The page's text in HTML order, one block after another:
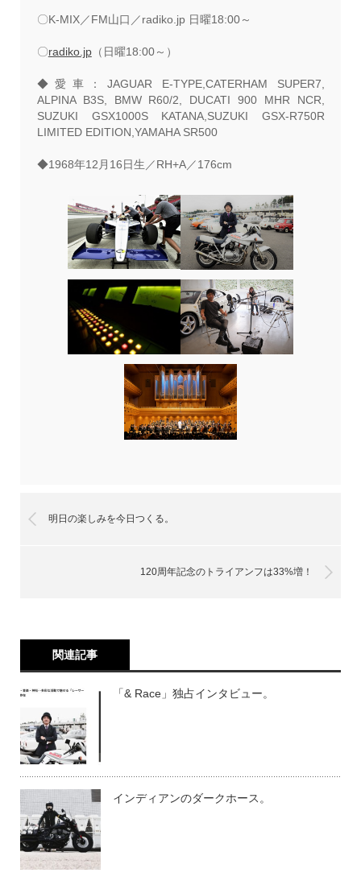
〇K-MIX／FM山口／radiko.jp 日曜18:00～
〇radiko.jp（日曜18:00～）
◆愛車：JAGUAR E-TYPE,CATERHAM SUPER7,
ALPINA B3S, BMW R60/2, DUCATI 900 MHR NCR,
SUZUKI GSX1000S KATANA,SUZUKI GSX-R750R
LIMITED EDITION,YAMAHA SR500
◆1968年12月16日生／RH+A／176cm
明日の楽しみを今日つくる。
120周年記念のトライアンフは33%増！
関連記事
「& Race」独占インタビュー。
インディアンのダークホース。